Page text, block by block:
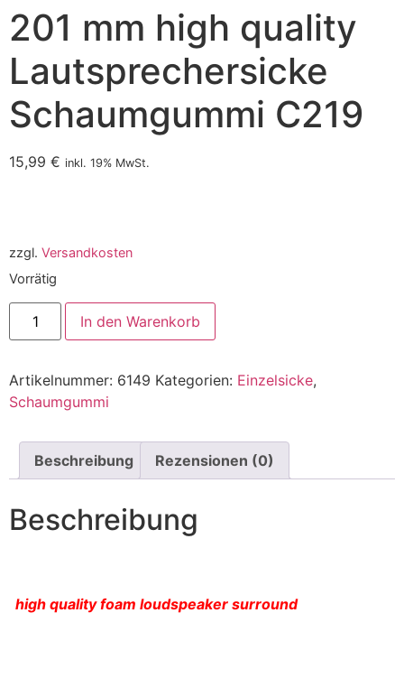
201 mm high quality
Lautsprechersicke
Schaumgummi C219
15,99 € inkl. 19% MwSt.
zzgl. Versandkosten
Vorrätig
In den Warenkorb
Artikelnummer: 6149 Kategorien: Einzelsicke,
Schaumgummi
Beschreibung Rezensionen (0)
Beschreibung
high quality foam loudspeaker surround